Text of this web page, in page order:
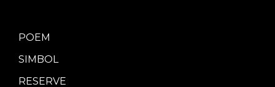
POEM
SIMBOL
RESERVE